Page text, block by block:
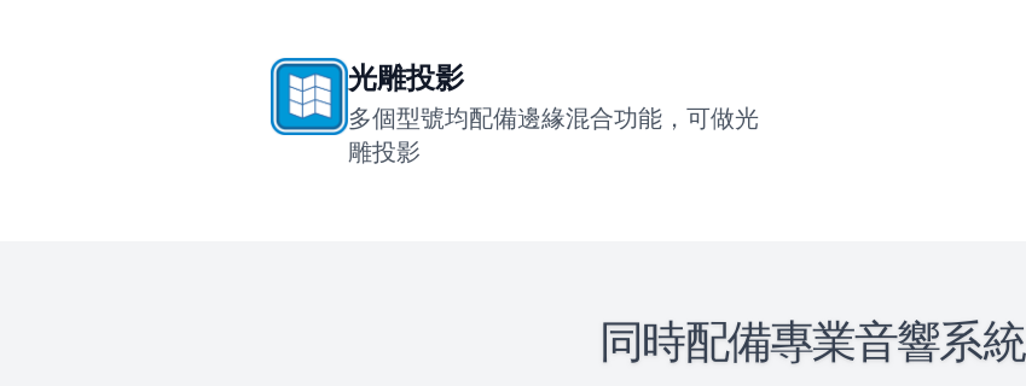
光雕投影
多個型號均配備邊緣混合功能，可做光
雕投影
同時配備專業音響系統